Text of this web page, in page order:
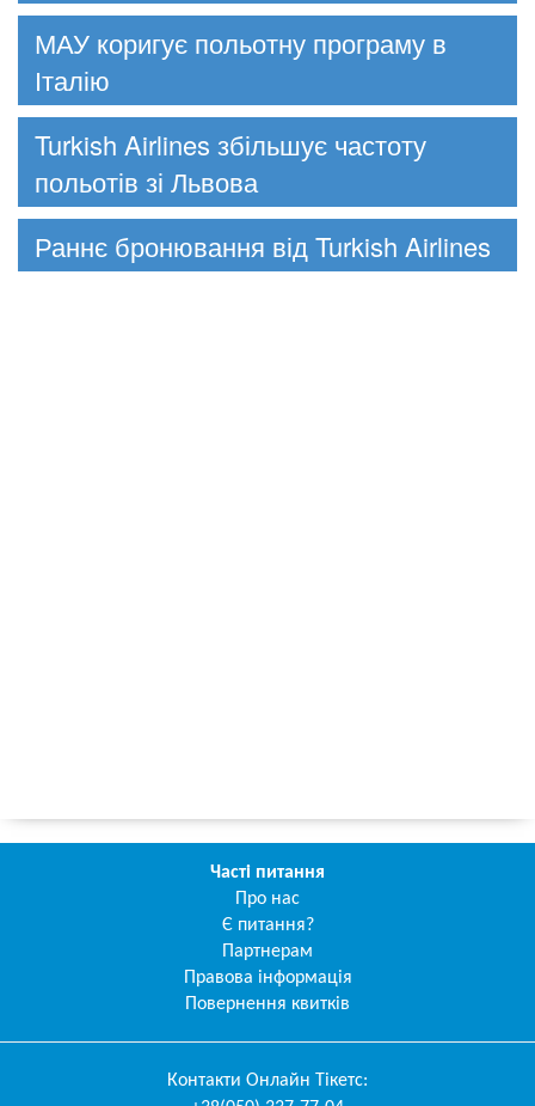
МАУ коригує польотну програму в
Італію
Turkish Airlines збільшує частоту
польотів зі Львова
Раннє бронювання від Turkish Airlines
Часті питання
Про нас
Є питання?
Партнерам
Правова інформація
Повернення квитків
Контакти Онлайн Тікетс: